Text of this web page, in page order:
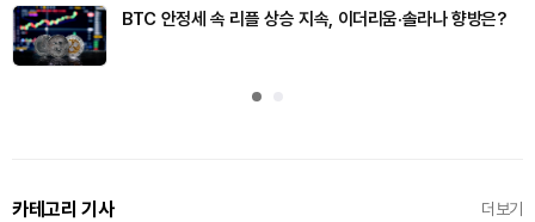
BTC 안정세 속 리플 상승 지속, 이더리움·솔라나 향방은?
카테고리 기사 더보기